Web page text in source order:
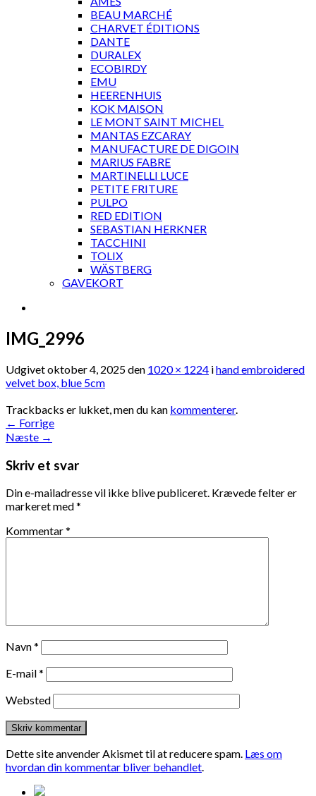
BEAU MARCHÉ
CHARVET ÉDITIONS
DANTE
DURALEX
ECOBIRDY
EMU
HEERENHUIS
KOK MAISON
LE MONT SAINT MICHEL
MANTAS EZCARAY
MANUFACTURE DE DIGOIN
MARIUS FABRE
MARTINELLI LUCE
PETITE FRITURE
PULPO
RED EDITION
SEBASTIAN HERKNER
TACCHINI
TOLIX
WÄSTBERG
GAVEKORT
IMG_2996
Udgivetoktober 4, 2025den 1020 × 1224 ihand embroidered
velvet box, blue 5cm
Trackbacks er lukket, men du kan kommenterer.
← Forrige
Næste →
Skriv et svar
Din e-mailadresse vil ikke blive publiceret. Krævede felter er
markeret med*
Kommentar*
Navn*
E-mail*
Websted
Dette site anvender Akismet til at reducere spam. Læs om
hvordan din kommentar bliver behandlet.